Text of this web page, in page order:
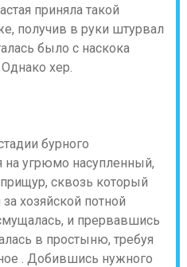
приняла такой
получив в руки штурвал
было с наскока
хер.
бурного
на угрюмо насупленный,
сквозь который
хозяйской потной
и прервавшись
в простыню, требуя
. Добившись нужного